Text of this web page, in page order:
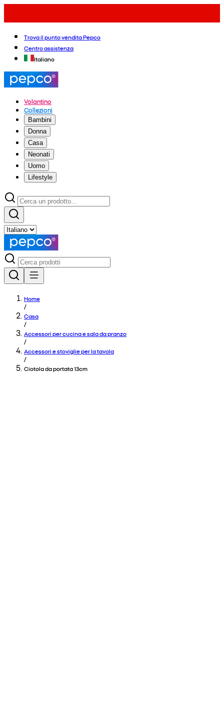
Trova il punto vendita Pepco
Centro assistenza
Italiano
Volantino
Collezioni
Bambini
Donna
Casa
Neonati
Uomo
Lifestyle
Home
/
Casa
/
Accessori per cucina e sala da pranzo
/
Accessori e stoviglie per la tavola
/
Ciotola da portata 13cm